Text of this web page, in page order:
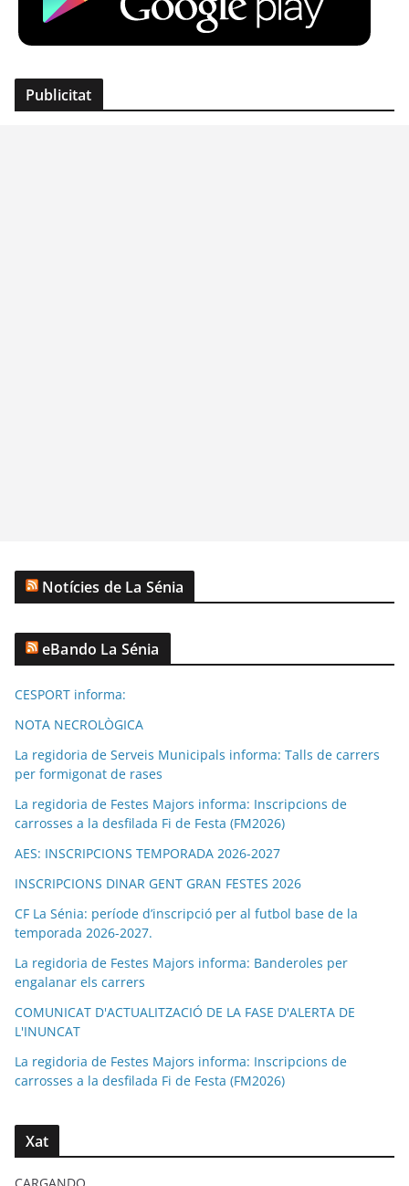
Publicitat
Notícies de La Sénia
eBando La Sénia
CESPORT informa:
NOTA NECROLÒGICA
La regidoria de Serveis Municipals informa: Talls de carrers
per formigonat de rases
La regidoria de Festes Majors informa: Inscripcions de
carrosses a la desfilada Fi de Festa (FM2026)
AES: INSCRIPCIONS TEMPORADA 2026-2027
INSCRIPCIONS DINAR GENT GRAN FESTES 2026
CF La Sénia: període d’inscripció per al futbol base de la
temporada 2026-2027.
La regidoria de Festes Majors informa: Banderoles per
engalanar els carrers
COMUNICAT D'ACTUALITZACIÓ DE LA FASE D'ALERTA DE
L'INUNCAT
La regidoria de Festes Majors informa: Inscripcions de
carrosses a la desfilada Fi de Festa (FM2026)
Xat